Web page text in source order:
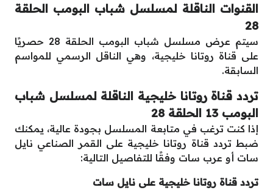
القنوات الناقلة لمسلسل شباب البومب الحلقة
28
سيتم عرض مسلسل شباب البومب الحلقة 28 حصريًا
على قناة روتانا خليجية، وهي الناقل الرسمي للمواسم
السابقة.
تردد قناة روتانا خليجية الناقلة لمسلسل شباب
البومب 13 الحلقة 28
إذا كنت ترغب في متابعة المسلسل بجودة عالية، يمكنك
ضبط تردد قناة روتانا خليجية على القمر الصناعي نايل
سات أو عرب سات وفقًا للتفاصيل التالية:
تردد قناة روتانا خليجية على نايل سات